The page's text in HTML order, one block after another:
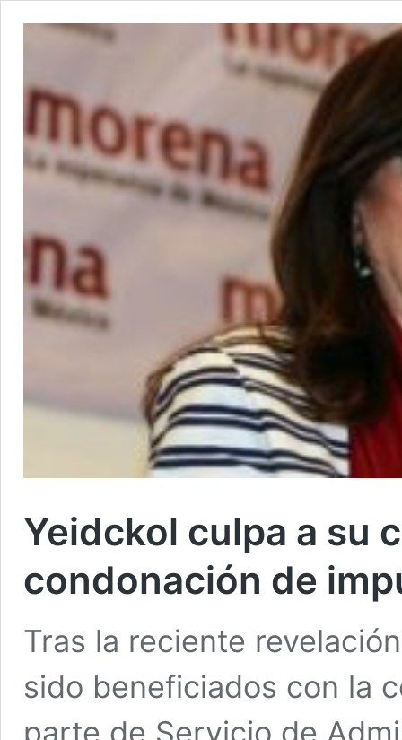
Yeidckol culpa a su
condonación de
Tras la reciente
sido beneficiados con la
parte de Servicio de